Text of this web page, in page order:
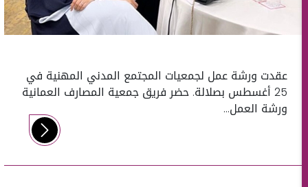
عقدت ورشة عمل لجمعيات المجتمع المدني المهنية في
25 أغسطس بصلالة. حضر فريق جمعية المصارف العمانية
ورشة العمل...